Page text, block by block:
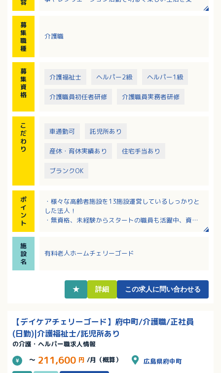
容
・健康管理
※未経験、無資格からスタートの職員も活躍中
募
集
職
種
介護職
募
集
資
格
介護福祉士 ヘルパー2級 ヘルパー1級
介護職員初任者研修 介護職員実務者研修
こ
だ
わ
り
車通勤可 託児所あり
産休・育休実績あり 住宅手当あり
ブランクOK
ポ
イ
ン
ト
・様々な高齢者施設を13施設運営しているしっかりと
した法人！
・無資格、未経験からスタートの職員も活躍中、資格
めるほどしっかり手当が上がる制度があります。
・JR通勤の方は向洋駅からの無料送迎あり！車通勤ご
・扶養手当は18歳のお子様まで支給！院内保育も相談
施
設
名
有料老人ホームチェリーゴード
★ 詳細 この求人に問い合わせる
【デイケアチェリーゴード】府中町/介護職/正社員
(日勤)|介護福祉士/託児所あり
の介護・ヘルパー職求人情報
～ 211,600 円 /月（概算） 広島県府中町